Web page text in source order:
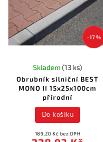
–17 %
Obrubník silniční BEST
MONO II 15x25x100cm
přírodní
Skladem(13 ks)
189,20 Kč bez DPH
Do košíku